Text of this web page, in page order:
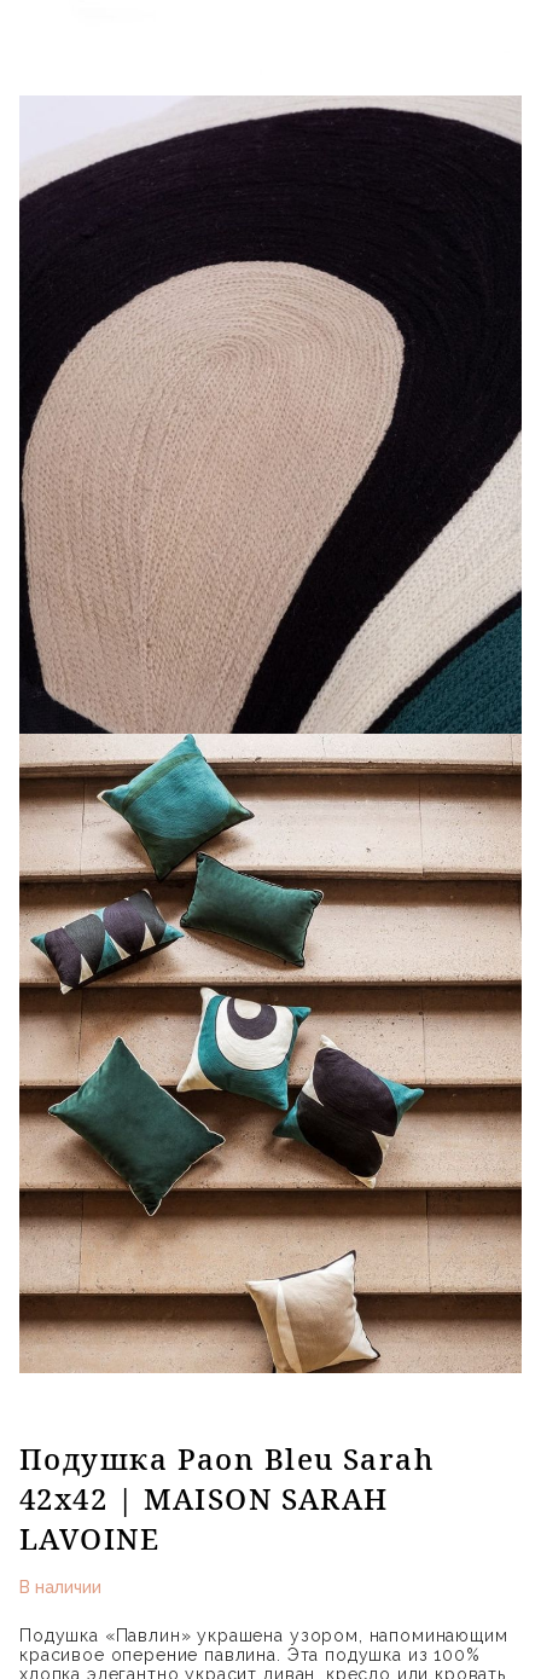
Подушка Paon Bleu Sarah
42x42 | MAISON SARAH
LAVOINE
В наличии
Подушка «Павлин» украшена узором, напоминающим
красивое оперение павлина. Эта подушка из 100%
хлопка элегантно украсит диван, кресло или кровать.